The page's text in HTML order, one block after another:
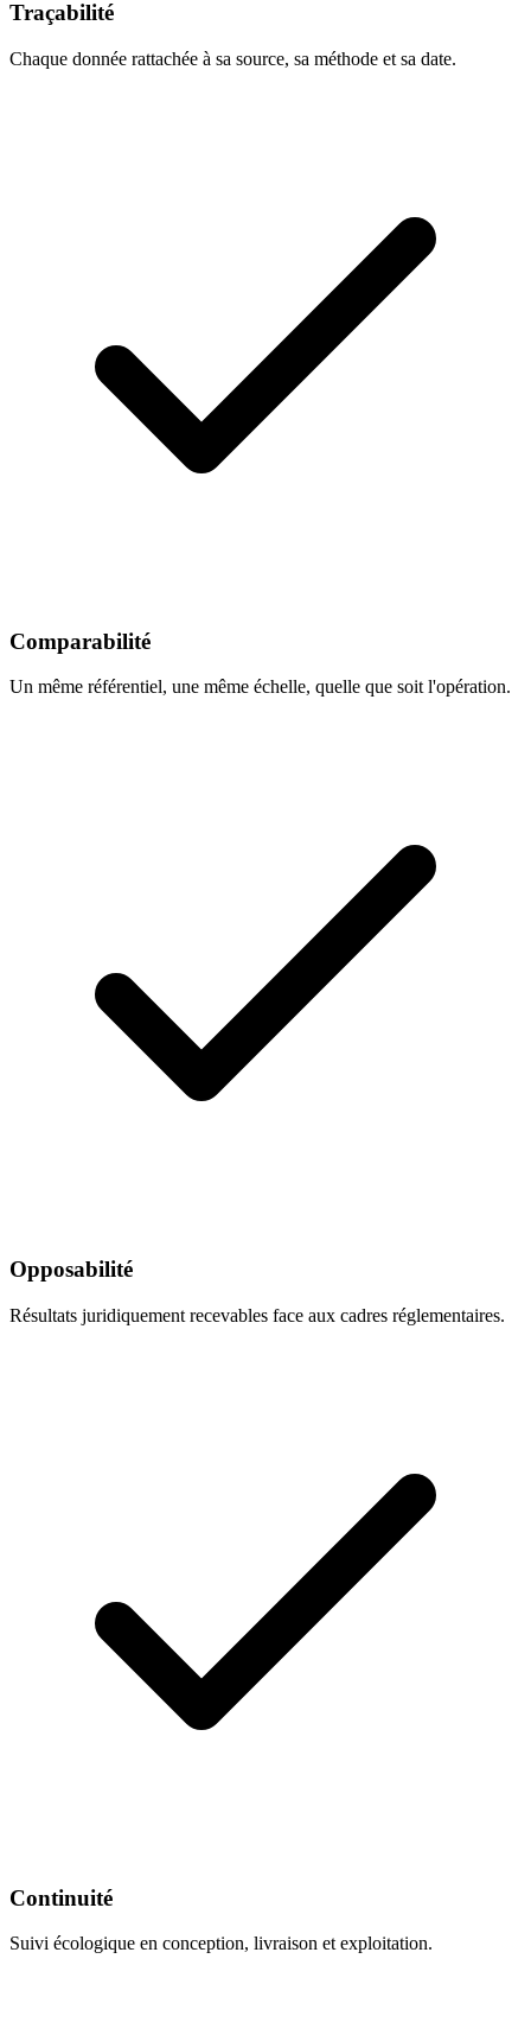
Traçabilité
Chaque donnée rattachée à sa source, sa méthode et sa date.
Comparabilité
Un même référentiel, une même échelle, quelle que soit l'opération.
Opposabilité
Résultats juridiquement recevables face aux cadres réglementaires.
Continuité
Suivi écologique en conception, livraison et exploitation.